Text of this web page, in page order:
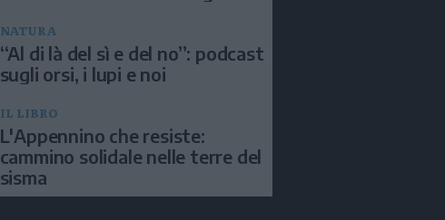
NATURA
“Al di là del sì e del no”: podcast
sugli orsi, i lupi e noi
IL LIBRO
L'Appennino che resiste:
cammino solidale nelle terre del
sisma